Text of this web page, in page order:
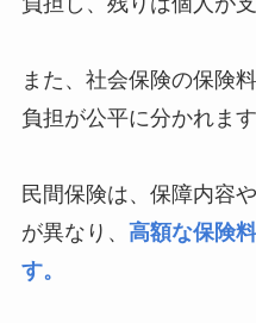
また、社会保険の保険
負担が公平に分かれます
民間保険は、保障内容
が異なり、 高額な保険
す。